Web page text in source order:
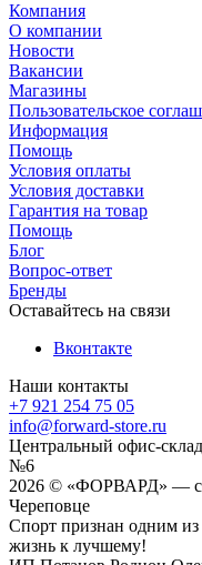
Компания
О компании
Новости
Вакансии
Магазины
Пользовательское
Информация
Помощь
Условия оплаты
Условия доставки
Гарантия на товар
Помощь
Блог
Вопрос-ответ
Бренды
Оставайтесь на связи
Вконтакте
Наши контакты
+7 921 254 75 05
info@forward-store.ru
Центральный офис-
№6
2026 © «ФОРВАРД» —
Череповце
Спорт признан одним
жизнь к лучшему!